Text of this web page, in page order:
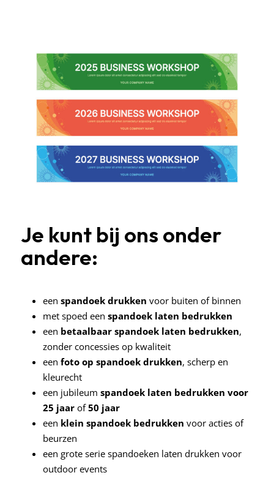
Je kunt bij ons onder
andere:
een spandoek drukken voor buiten of binnen
met spoed een spandoek laten bedrukken
een betaalbaar spandoek laten bedrukken,
zonder concessies op kwaliteit
een foto op spandoek drukken, scherp en
kleurecht
een jubileum spandoek laten bedrukken voor
25 jaar of50 jaar
een klein spandoek bedrukken voor acties of
beurzen
een grote serie spandoeken laten drukken voor
outdoor events